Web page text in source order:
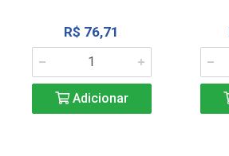
R$ 76,71
Adicionar